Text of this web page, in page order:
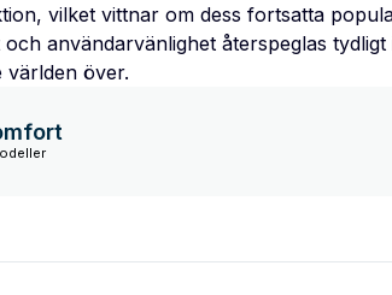
vilket vittnar om dess fortsatta
och användarvänlighet återspeglas
världen över.